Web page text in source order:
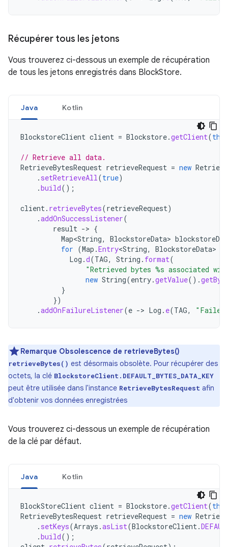
Récupérer tous les jetons
Vous trouverez ci-dessous un exemple de récupération
de tous les jetons enregistrés dans BlockStore.
Java Kotlin
BlockstoreClient client = Blockstore.getClient(this
// Retrieve all data.
RetrieveBytesRequest retrieveRequest = new
. setRetrieveAll(true)
.build();
client. retrieveBytes(retrieveRequest)
.addOnSuccessListener(
result -> {
Map<String, BlockstoreData>
for (Map .Entry<String, BlockstoreData>
Log .d(TAG, String . format(
"Retrieved bytes %s associated
new String(entry.getValue().
}
})
.addOnFailureListener(e -> Log . e(TAG,
Remarque Obsolescence de retrieveBytes()
retrieveBytes() est désormais obsolète. Pour récupérer des
octets, la clé BlockstoreClient.DEFAULT_BYTES_DATA_KEY
peut être utilisée dans l'instance RetrieveBytesRequest afin
d'obtenir vos données enregistrées
Vous trouverez ci-dessous un exemple de récupération
de la clé par défaut.
Java Kotlin
BlockStoreClient client = Blockstore.getClient(this
RetrieveBytesRequest retrieveRequest = new
. setKeys(Arrays .asList(BlockstoreClient.
.build();